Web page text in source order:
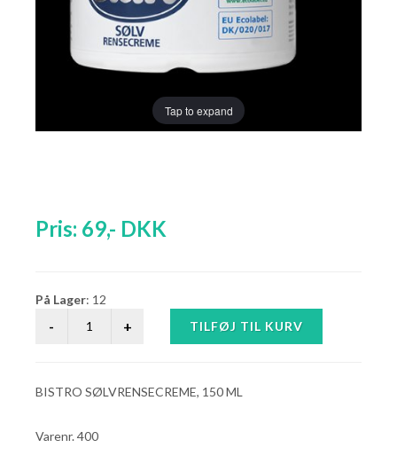
Tap to expand
Pris: 69,- DKK
På Lager: 12
BISTRO SØLVRENSECREME, 150 ML
Varenr. 400